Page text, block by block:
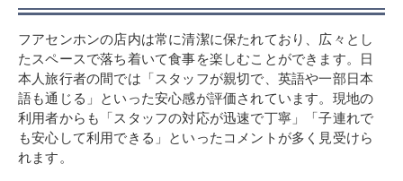
フアセンホンの店内は常に清潔に保たれており、広々とし
たスペースで落ち着いて食事を楽しむことができます。日
本人旅行者の間では「スタッフが親切で、英語や一部日本
語も通じる」といった安心感が評価されています。現地の
利用者からも「スタッフの対応が迅速で丁寧」「子連れで
も安心して利用できる」といったコメントが多く見受けら
れます。